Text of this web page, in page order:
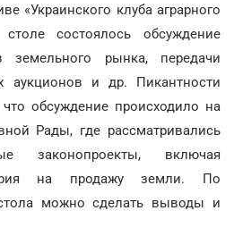
«Украинского клуба аграрного
состоялось обсуждение
земельного рынка, передачи
аукционов и др. Пикантности
обсуждение происходило на
Рады, где рассматривались
законопроекты, включая
на продажу земли. По
стола можно сделать выводы и